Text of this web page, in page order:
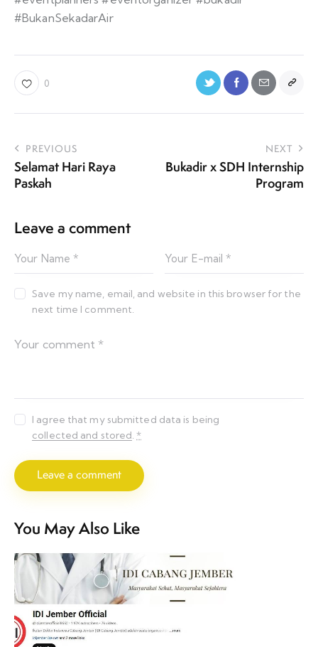
#BukanSekadarAir
0
PREVIOUS
Selamat Hari Raya
Paskah
NEXT
Bukadir x SDH Internship
Program
Leave a comment
Save my name, email, and website in this browser for the
next time I comment.
I agree that my submitted data is being
collected and stored.*
You May Also Like